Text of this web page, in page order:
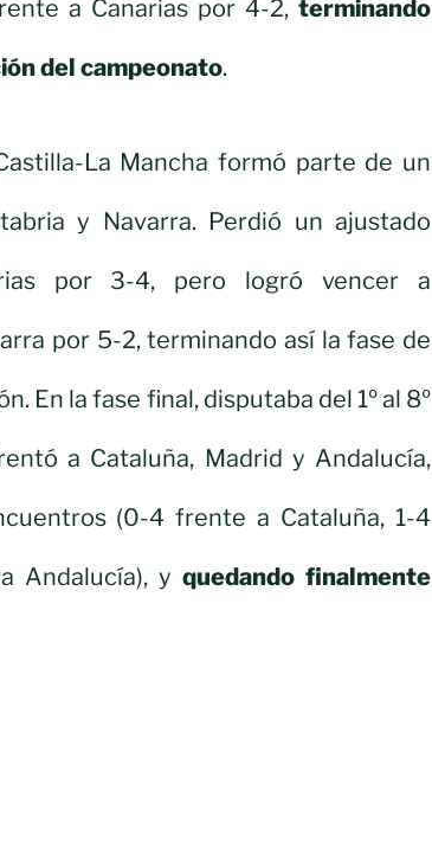
a Canarias por 4-2, terminando
del campeonato.
La Mancha formó parte de un
y Navarra. Perdió un ajustado
por 3-4, pero logró vencer a
por 5-2, terminando así la fase de
En la fase final, disputaba del 1º al 8º
a Cataluña, Madrid y Andalucía,
(0-4 frente a Cataluña, 1-4
Andalucía), y quedando finalmente